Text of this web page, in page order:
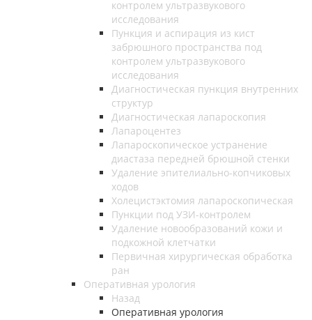
контролем ультразвукового
исследования
Пункция и аспирация из кист
забрюшного пространства под
контролем ультразвукового
исследования
Диагностическая пункция внутренних
структур
Диагностическая лапароскопия
Лапароцентез
Лапароскопическое устранение
диастаза передней брюшной стенки
Удаление эпителиально-копчиковых
ходов
Холецистэктомия лапароскопическая
Пункции под УЗИ-контролем
Удаление новообразований кожи и
подкожной клетчатки
Первичная хирургическая обработка
ран
Оперативная урология
Назад
Оперативная урология